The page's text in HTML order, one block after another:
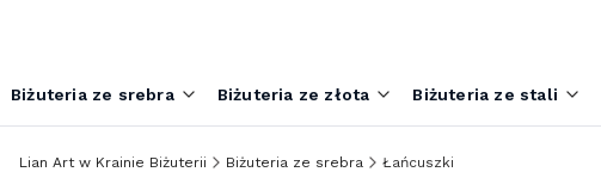
Biżuteria ze srebra Biżuteria ze złota Biżuteria ze stali
Lian Art w Krainie Biżuterii Biżuteria ze srebra Łańcuszki